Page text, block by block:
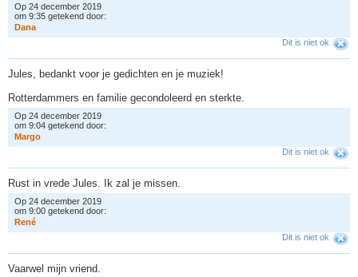
Op 24 december 2019
om 9:35 getekend door:
Dana
Dit is niet ok
Jules, bedankt voor je gedichten en je muziek!
Rotterdammers en familie gecondoleerd en sterkte.
Op 24 december 2019
om 9:04 getekend door:
Margo
Dit is niet ok
Rust in vrede Jules. Ik zal je missen.
Op 24 december 2019
om 9:00 getekend door:
René
Dit is niet ok
Vaarwel mijn vriend.